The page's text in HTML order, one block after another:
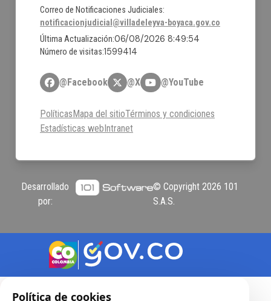
Correo de Notificaciones Judiciales:
notificacionjudicial@villadeleyva-boyaca.gov.co
Última Actualización:06/08/2026 8:49:54
Número de visitas:1599414
@Facebook @X @YouTube
PolíticasMapa del sitioTérminos y condiciones
Estadísticas webIntranet
Desarrollado
por:
© Copyright2026 101
S.A.S.
Herramientas
Política de cookies